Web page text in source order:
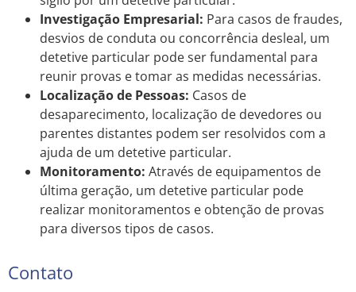
Investigação Empresarial: Para casos de fraudes,
desvios de conduta ou concorrência desleal, um
detetive particular pode ser fundamental para
reunir provas e tomar as medidas necessárias.
Localização de Pessoas: Casos de
desaparecimento, localização de devedores ou
parentes distantes podem ser resolvidos com a
ajuda de um detetive particular.
Monitoramento: Através de equipamentos de
última geração, um detetive particular pode
realizar monitoramentos e obtenção de provas
para diversos tipos de casos.
Contato